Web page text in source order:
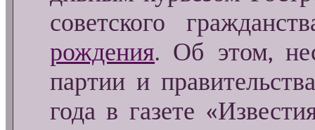
советского
рождения. Об этом,
партии и
года в газете